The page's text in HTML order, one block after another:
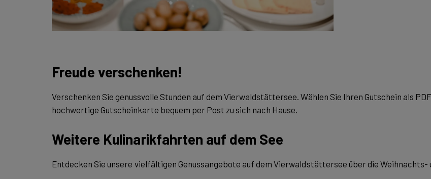
Freude verschenken!
Verschenken Sie genussvolle Stunden auf dem Vierwaldstättersee. Wählen Sie Ihren Gutschein als
hochwertige Gutscheinkarte bequem per Post zu sich nach Hause.
Weitere Kulinarikfahrten auf dem See
Entdecken Sie unsere vielfältigen Genussangebote auf dem Vierwaldstättersee über die Weihnachts-